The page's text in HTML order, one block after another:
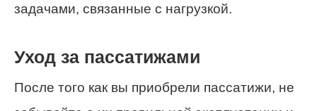
задачами, связанные с нагрузкой.
Уход за пассатижами
После того как вы приобрели пассатижи, не